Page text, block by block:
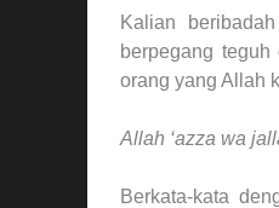
Kalian
berpegang
orang yang Allah
Allah ‘azza wa
Berkata-kata